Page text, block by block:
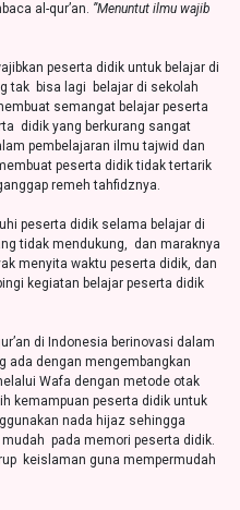
al-qur’an. ”Menuntut ilmu wajib
peserta didik untuk belajar di
tak bisa lagi belajar di sekolah
semangat belajar peserta
didik yang berkurang sangat
pembelajaran ilmu tajwid dan
peserta didik tidak tertarik
remeh tahfidznya.
peserta didik selama belajar di
tidak mendukung, dan maraknya
menyita waktu peserta didik, dan
kegiatan belajar peserta didik
di Indonesia berinovasi dalam
ada dengan mengembangkan
Wafa dengan metode otak
kemampuan peserta didik untuk
nada hijaz sehingga
pada memori peserta didik.
keislaman guna mempermudah